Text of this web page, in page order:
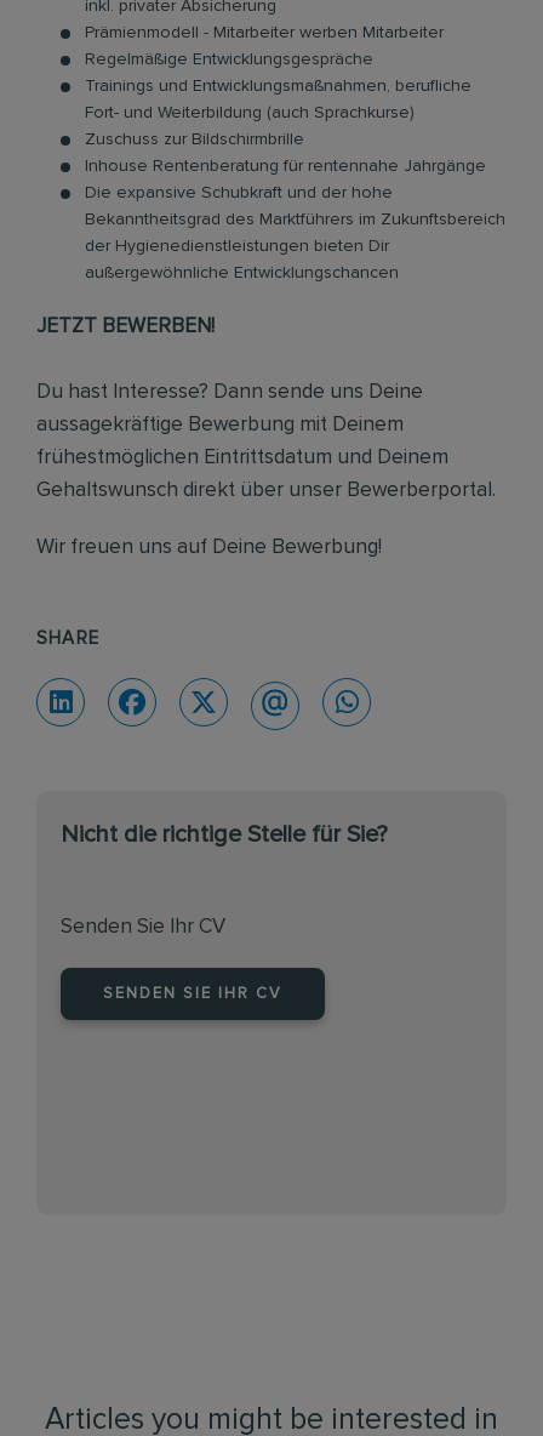
inkl. privater Absicherung
Prämienmodell - Mitarbeiter werben Mitarbeiter
Regelmäßige Entwicklungsgespräche
Trainings und Entwicklungsmaßnahmen, berufliche
Fort- und Weiterbildung (auch Sprachkurse)
Zuschuss zur Bildschirmbrille
Inhouse Rentenberatung für rentennahe Jahrgänge
Die expansive Schubkraft und der hohe
Bekanntheitsgrad des Marktführers im Zukunftsbereich
der Hygienedienstleistungen bieten Dir
außergewöhnliche Entwicklungschancen
JETZT BEWERBEN!
Du hast Interesse? Dann sende uns Deine
aussagekräftige Bewerbung mit Deinem
frühestmöglichen Eintrittsdatum und Deinem
Gehaltswunsch direkt über unser Bewerberportal.
Wir freuen uns auf Deine Bewerbung!
SHARE
Nicht die richtige Stelle für Sie?
Senden Sie Ihr CV
SENDEN SIE IHR CV
Articles you might be interested in